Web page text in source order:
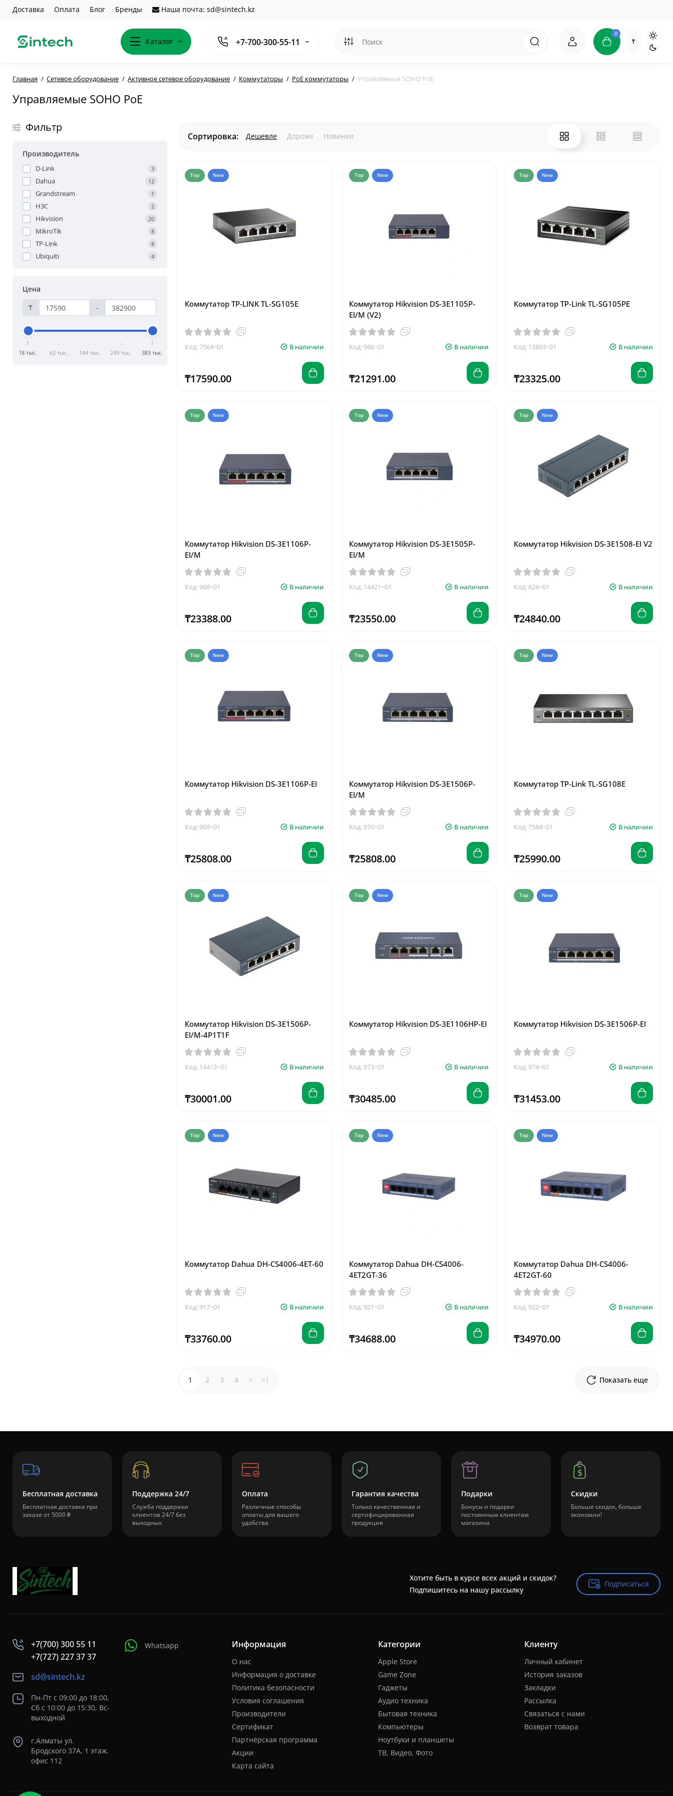
Доставка Оплата Блог Бренды Наша почта: sd@sintech.kz
Каталог +7-700-300-55-11
0
₸
Главная Сетевое оборудование Активное сетевое оборудование Коммутаторы PoE коммутаторы Управляемые SOHO PoE
Управляемые SOHO PoE
Фильтр
Производитель
D-Link 3
Dahua 12
Grandstream 1
H3C 2
Hikvision 20
MikroTik 8
TP-Link 8
Ubiquiti 4
Цена
₸
-
18 тыс. 62 тыс. 144 тыс. 249 тыс. 383 тыс.
Сортировка: Дешевле Дороже Новинки
Top New
Коммутатор TP-LINK TL-SG105E
Код: 7564~01 В наличии
₸17590.00
Top New
Коммутатор Hikvision DS-3E1105P-
EI/M (V2)
Код: 966~01 В наличии
₸21291.00
Top New
Коммутатор TP-Link TL-SG105PE
Код: 13893~01 В наличии
₸23325.00
Top New
Коммутатор Hikvision DS-3E1106P-
EI/M
Код: 968~01 В наличии
₸23388.00
Top New
Коммутатор Hikvision DS-3E1505P-
EI/M
Код: 14421~01 В наличии
₸23550.00
Top New
Коммутатор Hikvision DS-3E1508-EI V2
Код: 824~01 В наличии
₸24840.00
Top New
Коммутатор Hikvision DS-3E1106P-EI
Код: 969~01 В наличии
₸25808.00
Top New
Коммутатор Hikvision DS-3E1506P-
EI/M
Код: 970~01 В наличии
₸25808.00
Top New
Коммутатор TP-Link TL-SG108E
Код: 7584~01 В наличии
₸25990.00
Top New
Коммутатор Hikvision DS-3E1506P-
EI/M-4P1T1F
Код: 14413~01 В наличии
₸30001.00
Top New
Коммутатор Hikvision DS-3E1106HP-EI
Код: 973~01 В наличии
₸30485.00
Top New
Коммутатор Hikvision DS-3E1506P-EI
Код: 974~01 В наличии
₸31453.00
Top New
Коммутатор Dahua DH-CS4006-4ET-60
Код: 917~01 В наличии
₸33760.00
Top New
Коммутатор Dahua DH-CS4006-
4ET2GT-36
Код: 921~01 В наличии
₸34688.00
Top New
Коммутатор Dahua DH-CS4006-
4ET2GT-60
Код: 922~01 В наличии
₸34970.00
Показать еще
1 2 3 4 > >|
Бесплатная доставка
Бесплатная доставка при
заказе от 5000 ₴
Поддержка 24/7
Служба поддержки
клиентов 24/7 без
выходных
Оплата
Различные способы
оплаты для вашего
удобства
Гарантия качества
Только качественная и
сертифицированная
продукция
Подарки
Бонусы и подарки
постоянным клиентам
магазина
Скидки
Больше скидок, больше
экономии!
Хотите быть в курсе всех акций и скидок?
Подпишитесь на нашу рассылку
Подписаться
Подписаться
+7(700) 300 55 11
+7(727) 227 37 37
sd@sintech.kz
Пн-Пт с 09:00 до 18:00,
Сб с 10:00 до 15:30, Вс-
выходной
г.Алматы ул.
Бродского 37A, 1 этаж,
офис 112
Whatsapp Информация
О нас
Информация о доставке
Политика безопасности
Условия соглашения
Производители
Сертификат
Партнёрская программа
Акции
Карта сайта
Категории
Apple Store
Game Zone
Гаджеты
Аудио техника
Бытовая техника
Компьютеры
Ноутбуки и планшеты
ТВ, Видео, Фото
Клиенту
Личный кабинет
История заказов
Закладки
Рассылка
Связаться с нами
Возврат товара